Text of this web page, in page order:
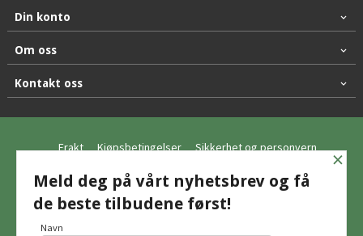
Din konto
Om oss
Kontakt oss
Frakt Kjøpsbetingelser Sikkerhet og personvern
Nyhetsbrev
© Hagemo Jakt og Friluft AS
×
Meld deg på vårt nyhetsbrev og få
de beste tilbudene først!
Navn